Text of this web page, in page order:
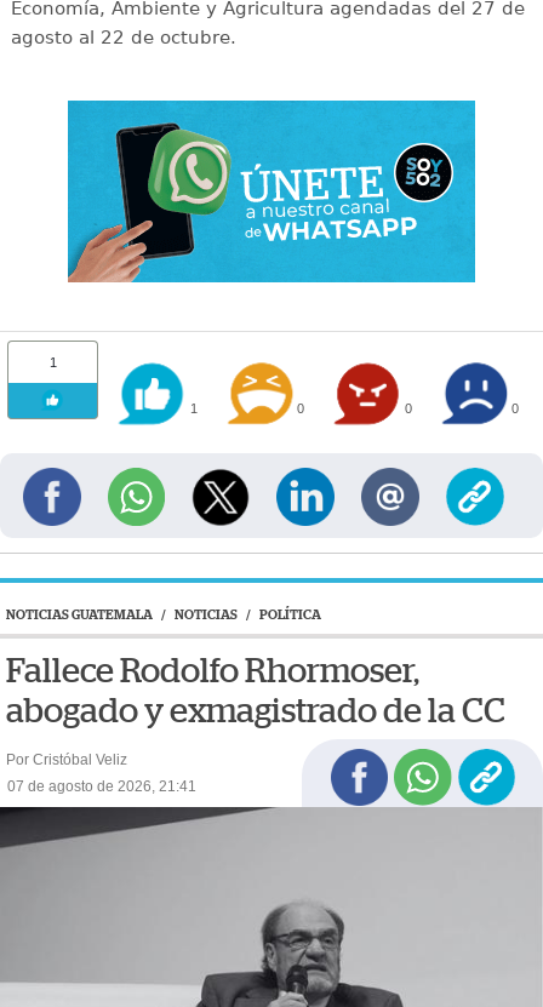
Economía, Ambiente y Agricultura agendadas del 27 de
agosto al 22 de octubre.
1
1 0 0 0
NOTICIAS GUATEMALA / NOTICIAS / POLÍTICA
Fallece Rodolfo Rhormoser,
abogado y exmagistrado de la CC
Por Cristóbal Veliz
07 de agosto de 2026, 21:41